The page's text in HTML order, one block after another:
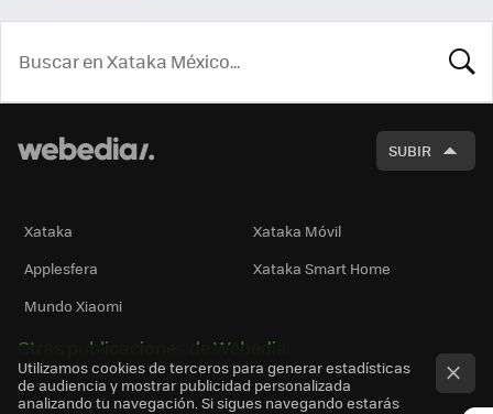
SUBIR
Xataka
Xataka Móvil
Applesfera
Xataka Smart Home
Mundo Xiaomi
Otras publicaciones de Webedia
Utilizamos cookies de terceros para generar estadísticas
de audiencia y mostrar publicidad personalizada
analizando tu navegación. Si sigues navegando estarás